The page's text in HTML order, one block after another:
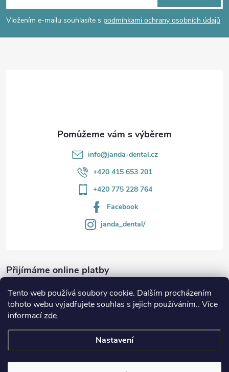
Tento web používá soubory cookie. Dalším procházením
tohoto webu vyjadřujete souhlas s jejich používáním.. Více
informacízde.
Nastavení
p
a
Vložením e-mailu souhlasíte s podmínkami ochrany osobních údajů
info@janda-dental.cz
+420 415 653 201
+420 775 228 764
Facebook
janda_dental/
Přijímáme online platby
Copyright 2026JANDA-DENTAL.cz. Všechna práva vyhrazena.